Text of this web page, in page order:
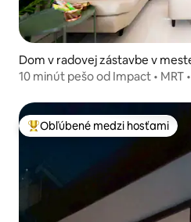
Dom v radovej zástavbe v
10 minút pešo od Impact • MRT
Najobľúbenejšie medzi hosťami
Obľúbené medzi hosťami